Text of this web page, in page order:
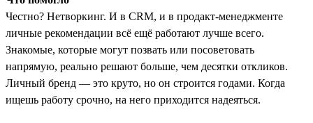
Честно? Нетворкинг. И в CRM, и в продакт-менеджменте
личные рекомендации всё ещё работают лучше всего.
Знакомые, которые могут позвать или посоветовать
напрямую, реально решают больше, чем десятки откликов.
Личный бренд — это круто, но он строится годами. Когда
ищешь работу срочно, на него приходится надеяться.